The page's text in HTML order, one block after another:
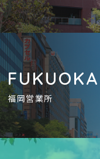
FUKUOKA
福岡営業所